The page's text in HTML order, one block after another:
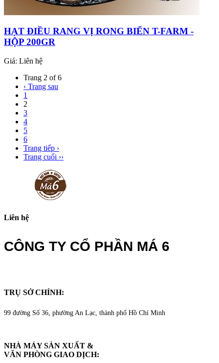
HẠT ĐIỀU RANG VỊ RONG BIỂN T-FARM -
HỘP 200GR
Giá: Liên hệ
Trang 2 of 6
‹ Trang sau
1
2
3
4
5
6
Trang tiếp ›
Trang cuối ››
Liên hệ
CÔNG TY CỔ PHẦN MÁ 6
TRỤ SỞ CHÍNH:
99 đường Số 36, phường An Lạc, thành phố Hồ Chí Minh
NHÀ MÁY SẢN XUẤT &
VĂN PHÒNG GIAO DỊCH: